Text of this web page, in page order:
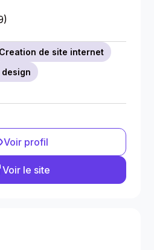
)
Creation de site internet
Voir profil
Voir le site